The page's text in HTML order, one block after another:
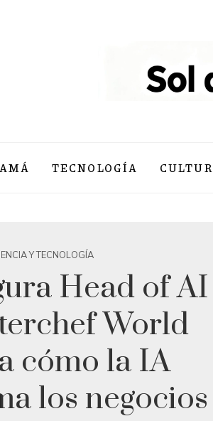
TECNOLOGÍA
Y TECNOLOGÍA
Head of AI
World
cómo la IA
los negocios